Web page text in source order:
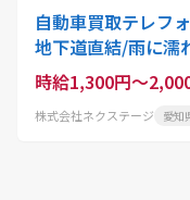
自動車買取テレフ
地下道直結/雨に濡
時給1,300円～
株式会社ネクステージ 愛知